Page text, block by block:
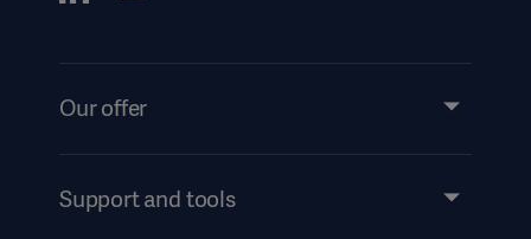
Our offer
Services
Support and tools